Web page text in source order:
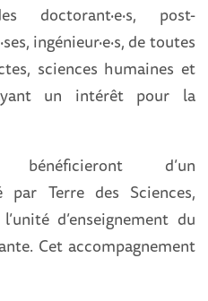
doctorant·e·s, post-
ingénieur·e·s, de toutes
sciences humaines et
un intérêt pour la
bénéficieront d’un
par Terre des Sciences,
d’enseignement du
Cet accompagnement